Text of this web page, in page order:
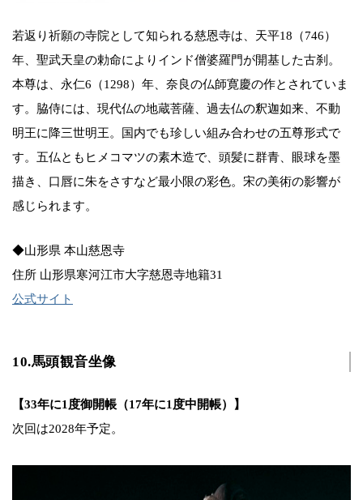
若返り祈願の寺院として知られる慈恩寺は、天平18（746）
年、聖武天皇の勅命によりインド僧婆羅門が開基した古刹。
本尊は、永仁6（1298）年、奈良の仏師寛慶の作とされていま
す。脇侍には、現代仏の地蔵菩薩、過去仏の釈迦如来、不動
明王に降三世明王。国内でも珍しい組み合わせの五尊形式で
す。五仏ともヒメコマツの素木造で、頭髪に群青、眼球を墨
描き、口唇に朱をさすなど最小限の彩色。宋の美術の影響が
感じられます。
◆山形県 本山慈恩寺
住所 山形県寒河江市大字慈恩寺地籍31
公式サイト
10.馬頭観音坐像
【33年に1度御開帳（17年に1度中開帳）】
次回は2028年予定。